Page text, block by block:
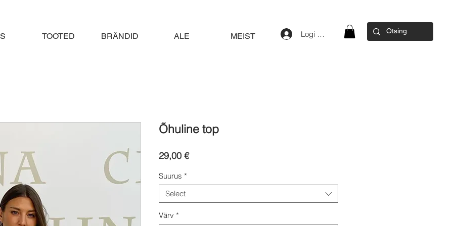
TOOTED BRÄNDID ALE MEIST Logi sisse
Õhuline top
29,00 €Price
Suurus *
Select
Värv *